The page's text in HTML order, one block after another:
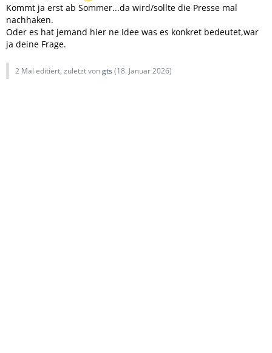
Kommt ja erst ab Sommer...da wird/sollte die Presse mal
nachhaken.
Oder es hat jemand hier ne Idee was es konkret bedeutet,war
ja deine Frage.
2 Mal editiert, zuletzt vongts(18. Januar 2026)